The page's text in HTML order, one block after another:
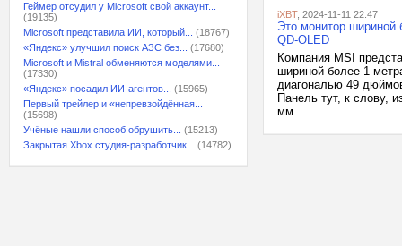
Геймер отсудил у Microsoft свой аккаунт...
(19135)
Microsoft представила ИИ, который...
(18767)
«Яндекс» улучшил поиск АЗС без...
(17680)
Microsoft и Mistral обменяются моделями...
(17330)
«Яндекс» посадил ИИ-агентов...
(15965)
Первый трейлер и «непревзойдённая...
(15698)
Учёные нашли способ обрушить...
(15213)
Закрытая Xbox студия-разработчик...
(14782)
iXBT, 2024-11-11 22:47
Это монитор шириной
QD-OLED
Компания MSI
шириной более 1
диагональю 49
Панель тут, к слову,
мм...